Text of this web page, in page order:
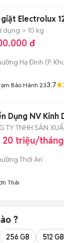
giặt Electrolux
dụng > 10 kg
đ
Hạ Đình (P.
Bảo Hành 233.7
Dụng NV
TY TNHH SẢN
20 triệu/tháng
Thới An
Thái
?
256 GB 512 GB